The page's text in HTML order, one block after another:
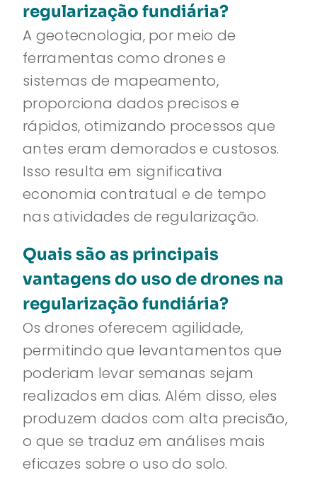
regularização fundiária?
A geotecnologia, por meio de
ferramentas como drones e
sistemas de mapeamento,
proporciona dados precisos e
rápidos, otimizando processos que
antes eram demorados e custosos.
Isso resulta em significativa
economia contratual e de tempo
nas atividades de regularização.
Quais são as principais
vantagens do uso de drones na
regularização fundiária?
Os drones oferecem agilidade,
permitindo que levantamentos que
poderiam levar semanas sejam
realizados em dias. Além disso, eles
produzem dados com alta precisão,
o que se traduz em análises mais
eficazes sobre o uso do solo.